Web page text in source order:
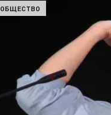
ОБЩЕСТВО